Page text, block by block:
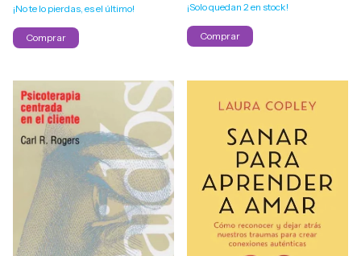
¡No te lo pierdas, es el último! ¡Solo quedan 2en stock!